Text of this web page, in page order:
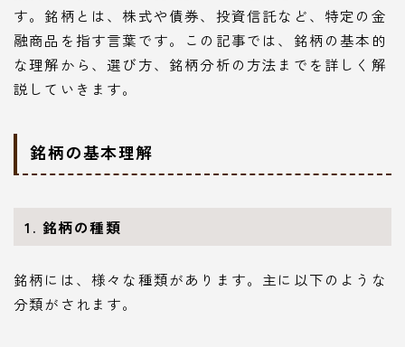
す。銘柄とは、株式や債券、投資信託など、特定の金
融商品を指す言葉です。この記事では、銘柄の基本的
な理解から、選び方、銘柄分析の方法までを詳しく解
説していきます。
銘柄の基本理解
1. 銘柄の種類
銘柄には、様々な種類があります。主に以下のような
分類がされます。